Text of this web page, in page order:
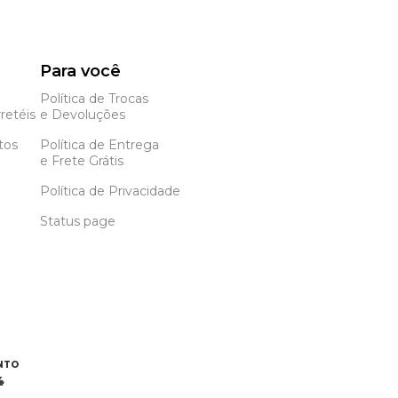
Para você
Política de Trocas
e Devoluções
Política de Entrega
e Frete Grátis
Política de Privacidade
Status page